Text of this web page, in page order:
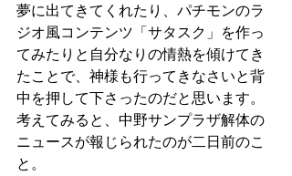
夢に出てきてくれたり、パチモンのラ
ジオ風コンテンツ「サタスク」を作っ
てみたりと自分なりの情熱を傾けてき
たことで、神様も行ってきなさいと背
中を押して下さったのだと思います。
考えてみると、中野サンプラザ解体の
ニュースが報じられたのが二日前のこ
と。